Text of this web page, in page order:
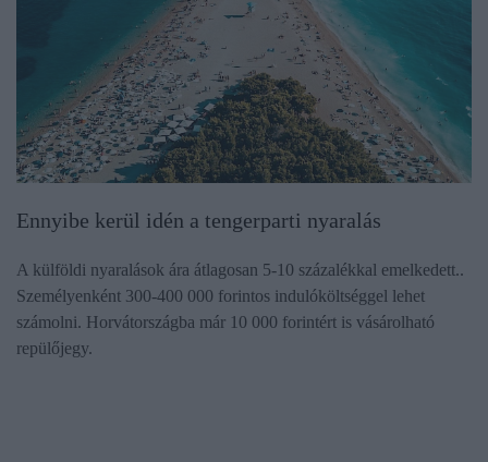
Ennyibe kerül idén a tengerparti nyaralás
A külföldi nyaralások ára átlagosan 5-10 százalékkal emelkedett..
Személyenként 300-400 000 forintos indulóköltséggel lehet
számolni. Horvátországba már 10 000 forintért is vásárolható
repülőjegy.